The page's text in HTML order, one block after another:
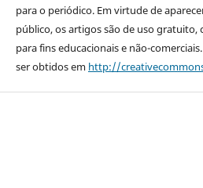
para o periódico. Em virtude de
público, os artigos são de uso gratuito,
para fins educacionais e não-
ser obtidos em http://